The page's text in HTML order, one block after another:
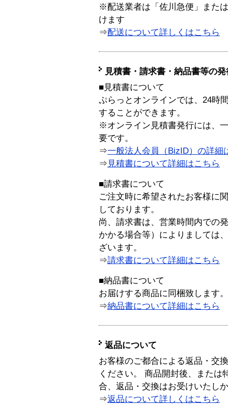
※配送業者は「佐川急便」また
けます
⇒配送について詳しくはこちら
見積書・請求書・納品書等の
■見積書について
ぷらっとオンラインでは、24時
することができます。
※オンライン見積書発行には、
要です。
⇒一般法人会員（BizID）の詳細
⇒ 見積書について詳細はこちら
■請求書について
ご注文時に希望されたお客様に
しております。
尚、請求書は、営業時間内での
かかる場合等）によりましては
ざいます。
⇒請求書について詳細はこちら
■納品書について
お届けする商品に同梱致します。
⇒納品書について詳細はこちら
返品について
お客様のご都合による返品・交
ください。 商品開封後、または
合、返品・交換はお受けいたし
⇒返品について詳しくはこちら